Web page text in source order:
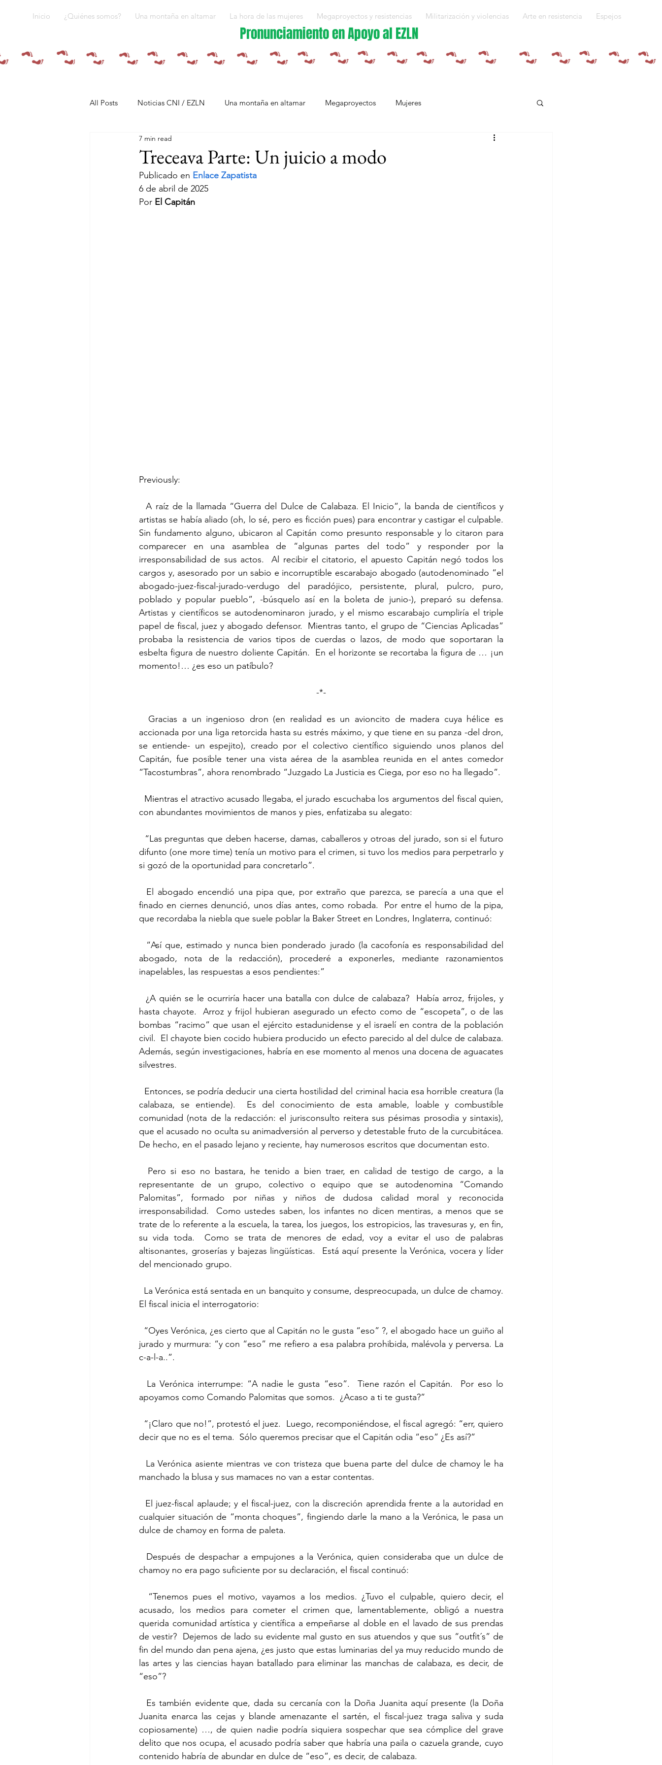
Inicio ¿Quiénes somos? Una montaña en altamar La hora de las mujeres Megaproyectos y resistencias Militarización y violencias Arte en resistencia Espejos
Pronunciamiento en Apoyo al EZLN
All Posts Noticias CNI / EZLN Una montaña en altamar Megaproyectos Mujeres
Pandemia y pueblos indígenas Quiénes somos
Resistencias Tren Maya Plan Integral Morelos
Treceava Parte: Un juicio a modo
7 min read
Publicado en Enlace Zapatista
6 de abril de 2025
Por El Capitán
Previously:
  A raíz de la llamada “Guerra del Dulce de Calabaza. El Inicio”, la banda de científicos y
artistas se había aliado (oh, lo sé, pero es ficción pues) para encontrar y castigar el culpable.
Sin fundamento alguno, ubicaron al Capitán como presunto responsable y lo citaron para
comparecer en una asamblea de “algunas partes del todo” y responder por la
irresponsabilidad de sus actos.  Al recibir el citatorio, el apuesto Capitán negó todos los
cargos y, asesorado por un sabio e incorruptible escarabajo abogado (autodenominado “el
abogado-juez-fiscal-jurado-verdugo del paradójico, persistente, plural, pulcro, puro,
poblado y popular pueblo”, -búsquelo así en la boleta de junio-), preparó su defensa.
Artistas y científicos se autodenominaron jurado, y el mismo escarabajo cumpliría el triple
papel de fiscal, juez y abogado defensor.  Mientras tanto, el grupo de “Ciencias Aplicadas”
probaba la resistencia de varios tipos de cuerdas o lazos, de modo que soportaran la
esbelta figura de nuestro doliente Capitán.  En el horizonte se recortaba la figura de … ¡un
momento!… ¿es eso un patíbulo?
-*-
accionada por una liga retorcida hasta su estrés máximo, y que tiene en su panza -del dron,
se entiende- un espejito), creado por el colectivo científico siguiendo unos planos del
Capitán, fue posible tener una vista aérea de la asamblea reunida en el antes comedor
“Tacostumbras”, ahora renombrado “Juzgado La Justicia es Ciega, por eso no ha llegado”.
con abundantes movimientos de manos y pies, enfatizaba su alegato:
difunto (one more time) tenía un motivo para el crimen, si tuvo los medios para perpetrarlo y
si gozó de la oportunidad para concretarlo”.
finado en ciernes denunció, unos días antes, como robada.  Por entre el humo de la pipa,
que recordaba la niebla que suele poblar la Baker Street en Londres, Inglaterra, continuó:
abogado, nota de la redacción), procederé a exponerles, mediante razonamientos
inapelables, las respuestas a esos pendientes:”
hasta chayote.  Arroz y frijol hubieran asegurado un efecto como de “escopeta”, o de las
bombas “racimo” que usan el ejército estadunidense y el israelí en contra de la población
civil.  El chayote bien cocido hubiera producido un efecto parecido al del dulce de calabaza.
Además, según investigaciones, habría en ese momento al menos una docena de aguacates
silvestres.
calabaza, se entiende).  Es del conocimiento de esta amable, loable y combustible
comunidad (nota de la redacción: el jurisconsulto reitera sus pésimas prosodia y sintaxis),
que el acusado no oculta su animadversión al perverso y detestable fruto de la curcubitácea.
De hecho, en el pasado lejano y reciente, hay numerosos escritos que documentan esto.
representante de un grupo, colectivo o equipo que se autodenomina “Comando
Palomitas”, formado por niñas y niños de dudosa calidad moral y reconocida
irresponsabilidad.  Como ustedes saben, los infantes no dicen mentiras, a menos que se
trate de lo referente a la escuela, la tarea, los juegos, los estropicios, las travesuras y, en fin,
su vida toda.  Como se trata de menores de edad, voy a evitar el uso de palabras
altisonantes, groserías y bajezas lingüísticas.  Está aquí presente la Verónica, vocera y líder
del mencionado grupo.
El fiscal inicia el interrogatorio:
jurado y murmura: “y con “eso” me refiero a esa palabra prohibida, malévola y perversa. La
c-a-l-a..”.
apoyamos como Comando Palomitas que somos.  ¿Acaso a ti te gusta?”
decir que no es el tema.  Sólo queremos precisar que el Capitán odia “eso” ¿Es así?”
manchado la blusa y sus mamaces no van a estar contentas.
cualquier situación de “monta choques”, fingiendo darle la mano a la Verónica, le pasa un
dulce de chamoy en forma de paleta.
chamoy no era pago suficiente por su declaración, el fiscal continuó:
acusado, los medios para cometer el crimen que, lamentablemente, obligó a nuestra
querida comunidad artística y científica a empeñarse al doble en el lavado de sus prendas
de vestir?  Dejemos de lado su evidente mal gusto en sus atuendos y que sus “outfit´s” de
fin del mundo dan pena ajena, ¿es justo que estas luminarias del ya muy reducido mundo de
las artes y las ciencias hayan batallado para eliminar las manchas de calabaza, es decir, de
“eso”?
Juanita enarca las cejas y blande amenazante el sartén, el fiscal-juez traga saliva y suda
copiosamente) …, de quien nadie podría siquiera sospechar que sea cómplice del grave
delito que nos ocupa, el acusado podría saber que habría una paila o cazuela grande, cuyo
contenido habría de abundar en dulce de “eso”, es decir, de calabaza.